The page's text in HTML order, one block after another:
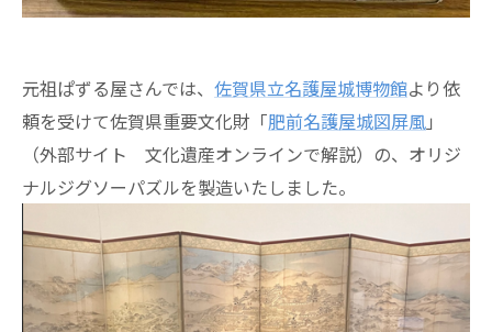
元祖ぱずる屋さんでは、 佐賀県立名護屋城博物館より依
頼を受けて佐賀県重要文化財「肥前名護屋城図屏風」
（外部サイト 文化遺産オンラインで解説）の、オリジ
ナルジグソーパズルを製造いたしました。